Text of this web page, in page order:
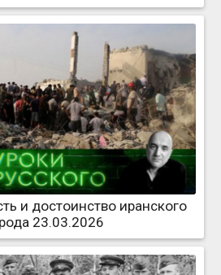
и достоинство иранского
23.03.2026